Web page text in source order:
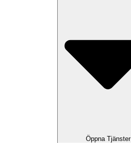
Öppna Tjänster